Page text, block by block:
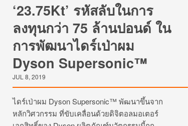
‘23.75Kt’ รหัสลับในการ
ลงทุนกว่า 75 ล้านปอนด์ ใน
การพัฒนาไดร์เป่าผม
Dyson Supersonic™
JUL 8, 2019
ไดร์เป่าผม Dyson Supersonic™ พัฒนาขึ้นจาก
หลักวิศวกรรม ที่ขับเคลื่อนด้วยดิจิตอลมอเตอร์